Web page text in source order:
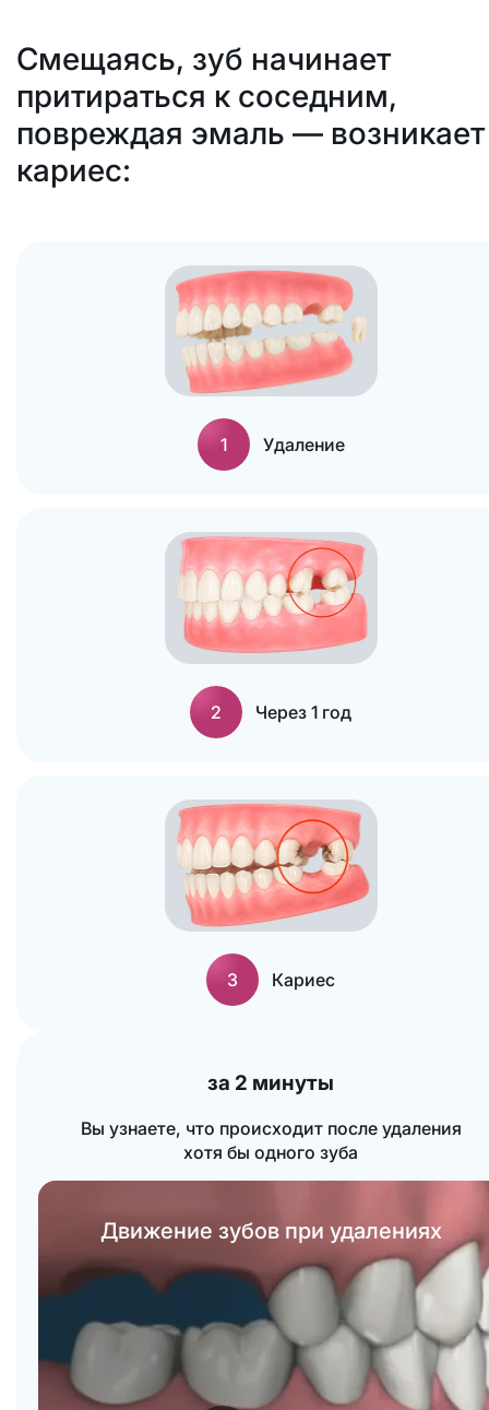
Смещаясь, зуб начинает
притираться к соседним,
повреждая эмаль — возникает
кариес:
1 Удаление
2 Через 1 год
3 Кариес
за 2 минуты
Вы узнаете, что происходит после удаления
хотя бы одного зуба
Движение зубов при удалениях